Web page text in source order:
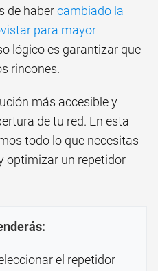
de habercambiado la
para mayor
lógico es garantizar que
rincones.
más accesible y
de tu red. En esta
todo lo que necesitas
optimizar un repetidor
el repetidor